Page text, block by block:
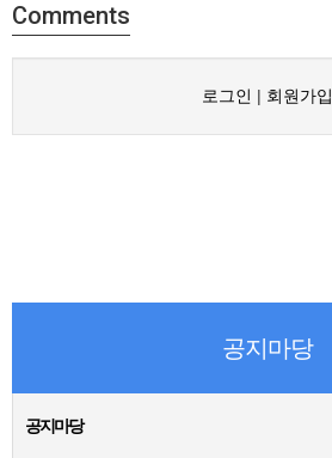
Comments
로그인 | 회원가입
공지마당
공지마당